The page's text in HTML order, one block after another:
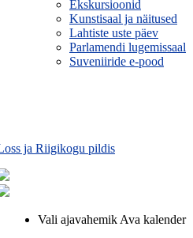
Ekskursioonid
Kunstisaal ja näitused
Lahtiste uste päev
Parlamendi lugemissaal
Suveniiride e-pood
ja Riigikogu pildis
Vali ajavahemik Ava kalender